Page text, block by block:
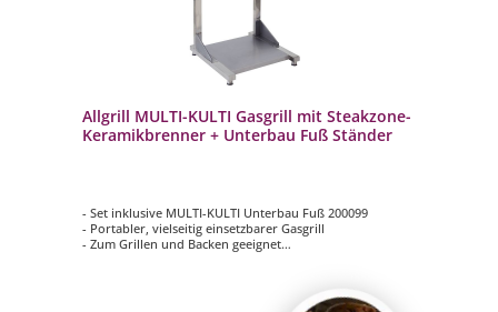
Allgrill MULTI-KULTI Gasgrill mit Steakzone-
Keramikbrenner + Unterbau Fuß Ständer
- Set inklusive MULTI-KULTI Unterbau Fuß 200099
- Portabler, vielseitig einsetzbarer Gasgrill
- Zum Grillen und Backen geeignet